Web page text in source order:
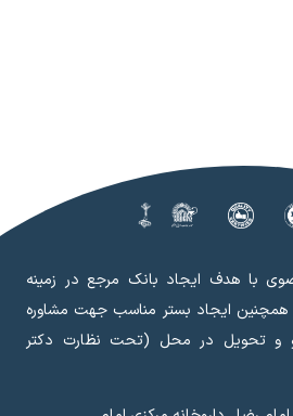
با هدف ایجاد بانک مرجع در زمینه
همچنین ایجاد بستر مناسب جهت مشاوره
و تحویل در محل (تحت نظارت دکتر